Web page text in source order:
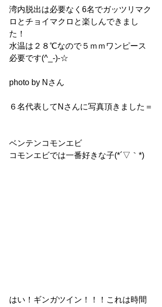
湾内脱出は必要なく6名でガッツリマク
ロとチョイマクロと楽しんできまし
た！
水温は２８℃なので５ｍｍワンピース
必要です(^_-)-☆
photo by Nさん
６名代表してNさんに写真頂きました＝
ベンテンコモンエビ
コモンエビでは一番好きな子(*´▽｀*)
はい！ギンガツイン！！！これは時間